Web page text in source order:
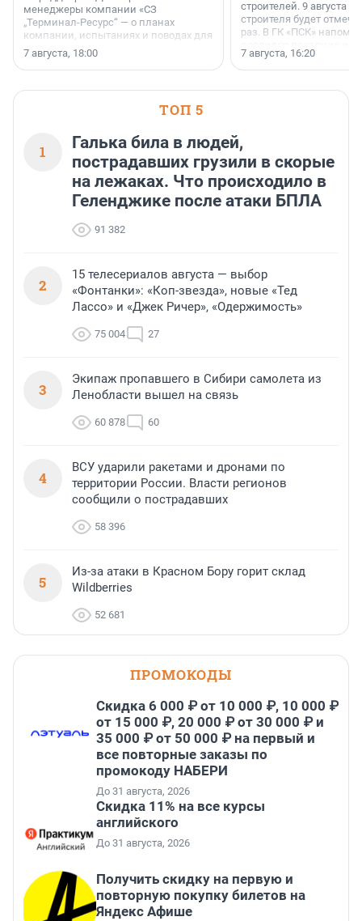
менеджеры компании «СЗ
„Терминал-Ресурс“ — о планах
компании, испытаниях и поводах для
осторожного оптимизма.
7 августа, 18:00
строителей. 9 августа
строителя будет
раз. В ГК «ПСК»
поменялась роль
7 августа, 16:20
ТОП 5
1
Галька била в людей,
пострадавших грузили в скорые
на лежаках. Что происходило в
Геленджике после атаки БПЛА
91 382
2
15 телесериалов августа — выбор
«Фонтанки»: «Коп-звезда», новые «Тед
Лассо» и «Джек Ричер», «Одержимость»
75 004 27
3
Экипаж пропавшего в Сибири самолета из
Ленобласти вышел на связь
60 878 60
4
ВСУ ударили ракетами и дронами по
территории России. Власти регионов
сообщили о пострадавших
58 396
5
Из-за атаки в Красном Бору горит склад
Wildberries
52 681
ПРОМОКОДЫ
Скидка 6 000 ₽ от 10 000 ₽, 10 000 ₽
от 15 000 ₽, 20 000 ₽ от 30 000 ₽ и
35 000 ₽ от 50 000 ₽ на первый и
все повторные заказы по
промокоду НАБЕРИ
До 31 августа, 2026
Скидка 11% на все курсы
английского
До 31 августа, 2026
Получить скидку на первую и
повторную покупку билетов на
Яндекс Афише